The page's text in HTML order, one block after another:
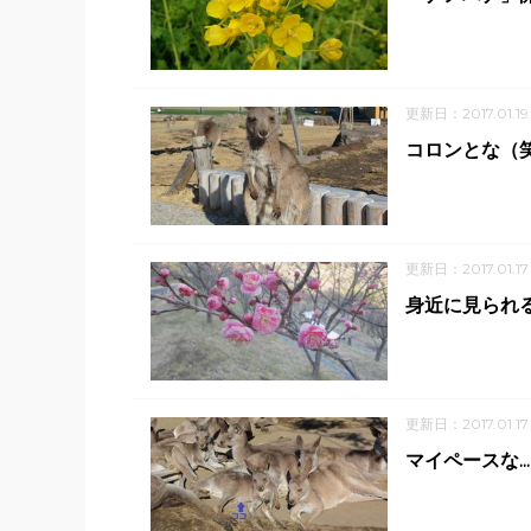
更新日：2017.01.19
コロンとな（
更新日：2017.01.17
身近に見られ
更新日：2017.01.17
マイペースな...